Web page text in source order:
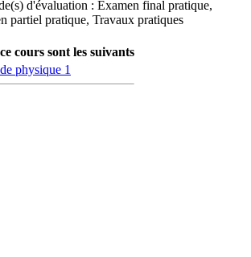
d'évaluation : Examen final pratique,
partiel pratique, Travaux pratiques
cours sont les suivants
physique 1